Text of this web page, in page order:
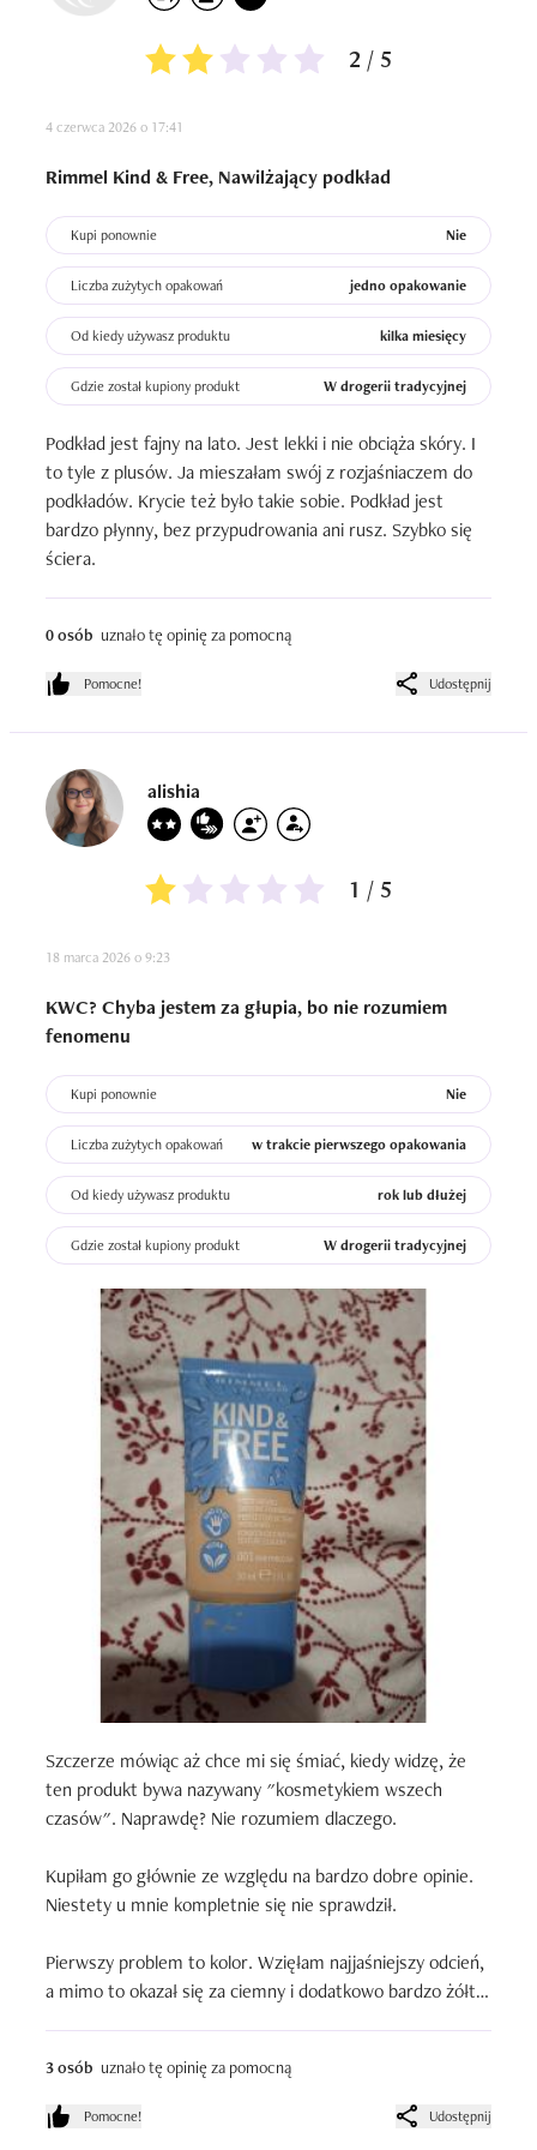
2 / 5
4 czerwca 2026 o 17:41
Rimmel Kind & Free, Nawilżający podkład
Kupi ponownie Nie
Liczba zużytych opakowań jedno opakowanie
Od kiedy używasz produktu kilka miesięcy
Gdzie został kupiony produkt W drogerii tradycyjnej
Podkład jest fajny na lato. Jest lekki i nie obciąża skóry. I
to tyle z plusów. Ja mieszałam swój z rozjaśniaczem do
podkładów. Krycie też było takie sobie. Podkład jest
bardzo płynny, bez przypudrowania ani rusz. Szybko się
ściera.
0 osób uznało tę opinię za pomocną
Pomocne! Udostępnij
alishia
1 / 5
18 marca 2026 o 9:23
KWC? Chyba jestem za głupia, bo nie rozumiem
fenomenu
Kupi ponownie Nie
Liczba zużytych opakowań w trakcie pierwszego opakowania
Od kiedy używasz produktu rok lub dłużej
Gdzie został kupiony produkt W drogerii tradycyjnej
Szczerze mówiąc aż chce mi się śmiać, kiedy widzę, że
ten produkt bywa nazywany "kosmetykiem wszech
czasów". Naprawdę? Nie rozumiem dlaczego.
Kupiłam go głównie ze względu na bardzo dobre opinie.
Niestety u mnie kompletnie się nie sprawdził.
Pierwszy problem to kolor. Wzięłam najjaśniejszy odcień,
a mimo to okazał się za ciemny i dodatkowo bardzo żółty.
źle.
Konsystencja też mi nie odpowiada. Podkład jest dość
3 osób uznało tę opinię za pomocną
Pomocne! Udostępnij